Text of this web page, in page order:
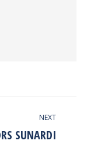
NEXT
SUNARDI